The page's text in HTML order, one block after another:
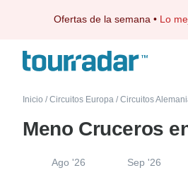
Ofertas de la semana • Lo
Inicio / Circuitos Europa / Circuitos
Meno Cruceros
Ago '26 Sep '26